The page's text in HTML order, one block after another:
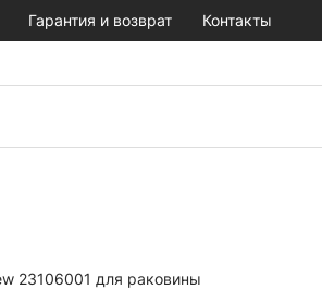
Гарантия и возврат Контакты
23106001 для раковины